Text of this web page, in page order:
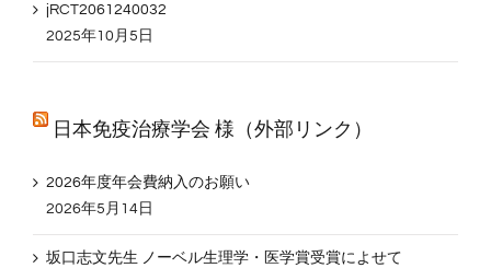
jRCT2061240032
2025年10月5日
日本免疫治療学会 様（外部リンク）
2026年度年会費納入のお願い
2026年5月14日
坂口志文先生 ノーベル生理学・医学賞受賞によせて